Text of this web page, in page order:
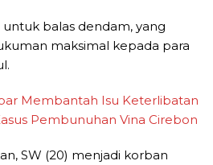
untuk balas dendam, yang
maksimal kepada para
Membantah Isu Keterlibatan
Pembunuhan Vina Cirebon
SW (20) menjadi korban